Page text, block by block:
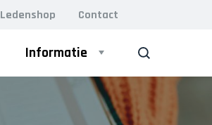
Ledenshop Contact
Informatie
ZOEK